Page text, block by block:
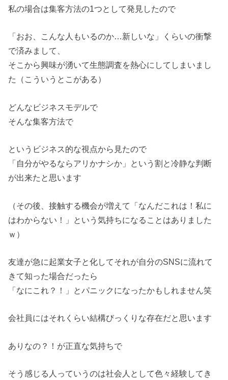
私の場合は集客方法の1つとして発見したので
「おお、こんな人もいるのか…新しいな」くらいの衝撃
で済みまして、
そこから興味が湧いて生態調査を熱心にしてしまいまし
た（こういうとこがある）
どんなビジネスモデルで
そんな集客方法で
というビジネス的な視点から見たので
「自分がやるならアリかナシか」という割と冷静な判断
が出来たと思います
（その後、接触する機会が増えて「なんだこれは！私に
はわからない！」という気持ちになることはありました
ｗ）
友達が急に起業女子と化してそれが自分のSNSに流れて
きて知った場合だったら
「なにこれ？！」とパニックになったかもしれません笑
会社員にはそれくらい結構びっくりな存在だと思います
ありなの？！が正直な気持ちで
そう感じる人っていうのは社会人として色々経験してき